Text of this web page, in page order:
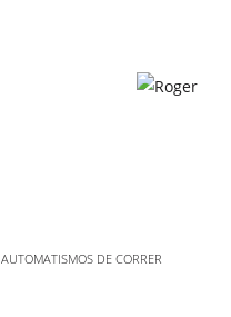
AUTOMATISMOS DE CORRER